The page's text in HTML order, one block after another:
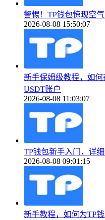
警惕！TP钱包惊现空
2026-08-08 15:50:07
新手保姆级教程，如何
USDT账户
2026-08-08 11:03:07
TP钱包新手入门，详
2026-08-08 09:01:15
新手教程，如何为TP